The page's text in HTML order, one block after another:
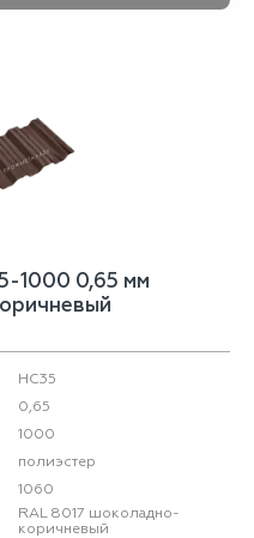
1000 0,65 мм
НС35
0,65
1000
полиэстер
1060
RAL 8017 шоколадно-
коричневый